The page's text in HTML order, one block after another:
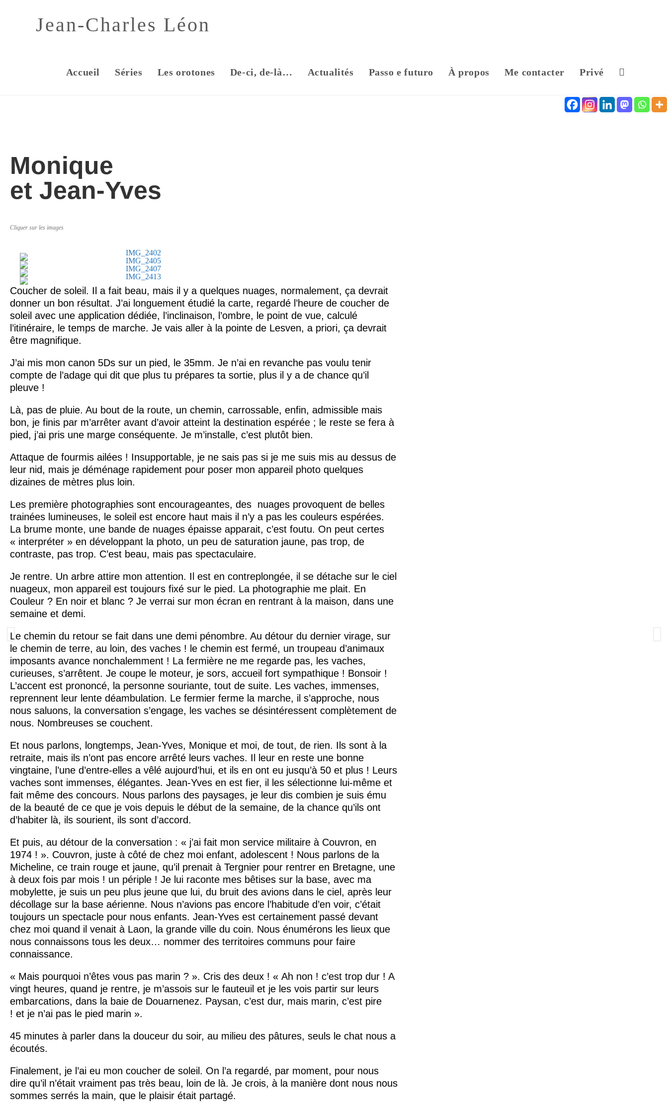
Jean-Charles Léon
Accueil Séries Les orotones De-ci, de-là… Actualités Passo e futuro À propos Me contacter Privé
Monique
et Jean-Yves
Cliquer sur les images
Coucher de soleil. Il a fait beau, mais il y a quelques nuages, normalement, ça devrait
donner un bon résultat. J’ai longuement étudié la carte, regardé l’heure de coucher de
soleil avec une application dédiée, l’inclinaison, l’ombre, le point de vue, calculé
l’itinéraire, le temps de marche. Je vais aller à la pointe de Lesven, a priori, ça devrait
être magnifique.
J’ai mis mon canon 5Ds sur un pied, le 35mm. Je n’ai en revanche pas voulu tenir
compte de l’adage qui dit que plus tu prépares ta sortie, plus il y a de chance qu’il
pleuve !
Là, pas de pluie. Au bout de la route, un chemin, carrossable, enfin, admissible mais
bon, je finis par m’arrêter avant d’avoir atteint la destination espérée ; le reste se fera à
pied, j’ai pris une marge conséquente. Je m’installe, c’est plutôt bien.
Attaque de fourmis ailées ! Insupportable, je ne sais pas si je me suis mis au dessus de
leur nid, mais je déménage rapidement pour poser mon appareil photo quelques
dizaines de mètres plus loin.
Les première photographies sont encourageantes, des nuages provoquent de belles
trainées lumineuses, le soleil est encore haut mais il n’y a pas les couleurs espérées.
La brume monte, une bande de nuages épaisse apparait, c’est foutu. On peut certes
« interpréter » en développant la photo, un peu de saturation jaune, pas trop, de
contraste, pas trop. C’est beau, mais pas spectaculaire.
Je rentre. Un arbre attire mon attention. Il est en contreplongée, il se détache sur le ciel
nuageux, mon appareil est toujours fixé sur le pied. La photographie me plait. En
Couleur ? En noir et blanc ? Je verrai sur mon écran en rentrant à la maison, dans une
semaine et demi.
Le chemin du retour se fait dans une demi pénombre. Au détour du dernier virage, sur
le chemin de terre, au loin, des vaches ! le chemin est fermé, un troupeau d’animaux
imposants avance nonchalemment ! La fermière ne me regarde pas, les vaches,
curieuses, s’arrêtent. Je coupe le moteur, je sors, accueil fort sympathique ! Bonsoir !
L’accent est prononcé, la personne souriante, tout de suite. Les vaches, immenses,
reprennent leur lente déambulation. Le fermier ferme la marche, il s’approche, nous
nous saluons, la conversation s’engage, les vaches se désintéressent complètement de
nous. Nombreuses se couchent.
Et nous parlons, longtemps, Jean-Yves, Monique et moi, de tout, de rien. Ils sont à la
retraite, mais ils n’ont pas encore arrêté leurs vaches. Il leur en reste une bonne
vingtaine, l’une d’entre-elles a vêlé aujourd’hui, et ils en ont eu jusqu’à 50 et plus ! Leurs
vaches sont immenses, élégantes. Jean-Yves en est fier, il les sélectionne lui-même et
fait même des concours. Nous parlons des paysages, je leur dis combien je suis ému
de la beauté de ce que je vois depuis le début de la semaine, de la chance qu’ils ont
d’habiter là, ils sourient, ils sont d’accord.
Et puis, au détour de la conversation : « j’ai fait mon service militaire à Couvron, en
1974 ! ». Couvron, juste à côté de chez moi enfant, adolescent ! Nous parlons de la
Micheline, ce train rouge et jaune, qu’il prenait à Tergnier pour rentrer en Bretagne, une
à deux fois par mois ! un périple ! Je lui raconte mes bêtises sur la base, avec ma
mobylette, je suis un peu plus jeune que lui, du bruit des avions dans le ciel, après leur
décollage sur la base aérienne. Nous n’avions pas encore l’habitude d’en voir, c’était
toujours un spectacle pour nous enfants. Jean-Yves est certainement passé devant
chez moi quand il venait à Laon, la grande ville du coin. Nous énumérons les lieux que
nous connaissons tous les deux… nommer des territoires communs pour faire
connaissance.
« Mais pourquoi n’êtes vous pas marin ? ». Cris des deux ! « Ah non ! c’est trop dur ! A
vingt heures, quand je rentre, je m’assois sur le fauteuil et je les vois partir sur leurs
embarcations, dans la baie de Douarnenez. Paysan, c’est dur, mais marin, c’est pire
! et je n’ai pas le pied marin ».
45 minutes à parler dans la douceur du soir, au milieu des pâtures, seuls le chat nous a
écoutés.
Finalement, je l’ai eu mon coucher de soleil. On l’a regardé, par moment, pour nous
dire qu’il n’était vraiment pas très beau, loin de là. Je crois, à la manière dont nous nous
sommes serrés la main, que le plaisir était partagé.